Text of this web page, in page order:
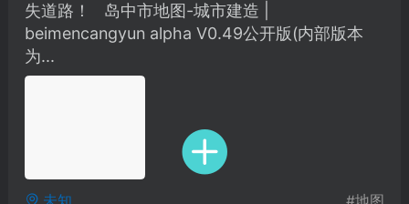
潮涌核心
永久赞助者
24 23:37
整合包分享
主页反馈贴
不方便可尝试通过邮箱与作者进行反馈
失道路！ 岛中市地图-城市建造 |
beimencangyun alpha V0.49公开版(内部版本
为...